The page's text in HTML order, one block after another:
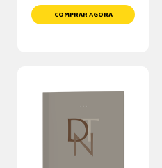
COMPRAR AGORA